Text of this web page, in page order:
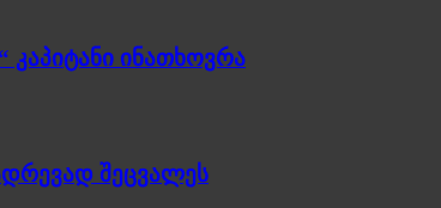
ინათხოვრა
შეცვალეს